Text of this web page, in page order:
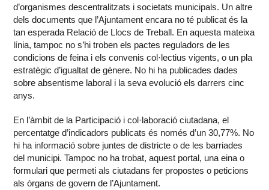
d’organismes descentralitzats i societats municipals. Un altre
dels documents que l’Ajuntament encara no té publicat és la
tan esperada Relació de Llocs de Treball. En aquesta mateixa
línia, tampoc no s’hi troben els pactes reguladors de les
condicions de feina i els convenis col·lectius vigents, o un pla
estratègic d’igualtat de gènere. No hi ha publicades dades
sobre absentisme laboral i la seva evolució els darrers cinc
anys.
En l’àmbit de la Participació i col·laboració ciutadana, el
percentatge d’indicadors publicats és només d’un 30,77%. No
hi ha informació sobre juntes de districte o de les barriades
del municipi. Tampoc no ha trobat, aquest portal, una eina o
formulari que permeti als ciutadans fer propostes o peticions
als òrgans de govern de l’Ajuntament.